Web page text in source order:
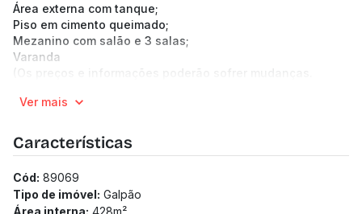
Área externa com tanque;
Piso em cimento queimado;
Mezanino com salão e 3 salas;
Varanda
(Os preços e informações poderão sofrer mudanças.
Ver mais
Características
Cód: 89069
Tipo de imóvel: Galpão
Área interna: 428m²